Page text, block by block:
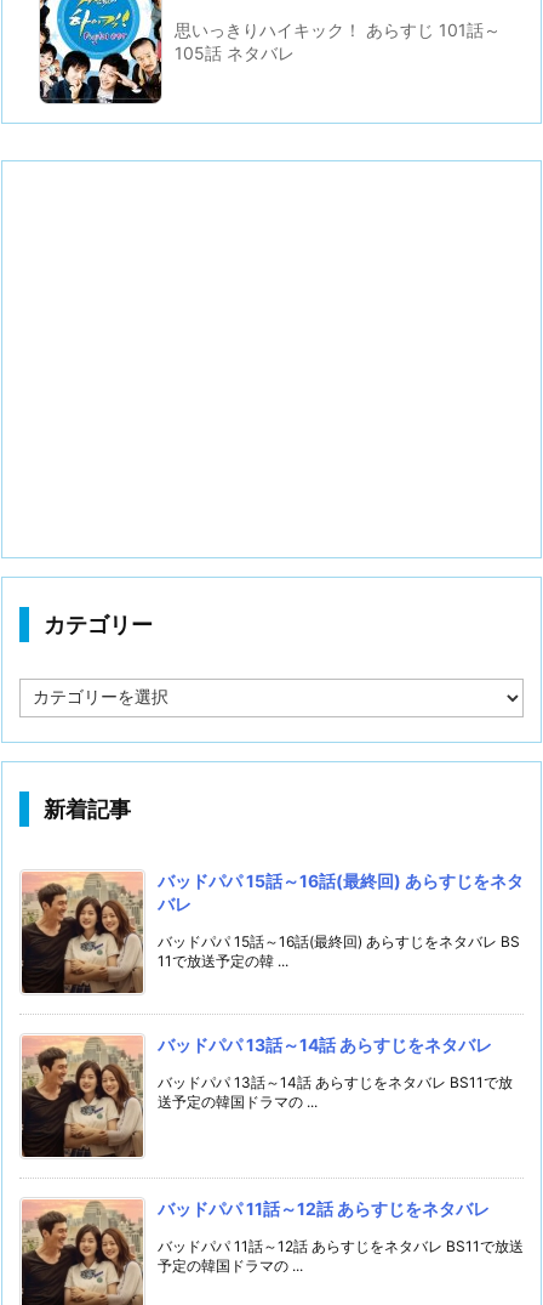
思いっきりハイキック！ あらすじ 101話～
105話 ネタバレ
カテゴリー
テ
リ
新着記事
バッドパパ 15話～16話(最終回) あらすじをネタ
バレ
バッドパパ 15話～16話(最終回) あらすじをネタバレ BS
11で放送予定の韓 ...
バッドパパ 13話～14話 あらすじをネタバレ
バッドパパ 13話～14話 あらすじをネタバレ BS11で放
送予定の韓国ドラマの ...
バッドパパ 11話～12話 あらすじをネタバレ
バッドパパ 11話～12話 あらすじをネタバレ BS11で放送
予定の韓国ドラマの ...